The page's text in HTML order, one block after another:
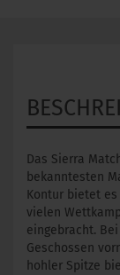
Das Sierra
bekanntesten
Kontur bietet
vielen
eingebracht.
Geschossen
hohler Spitze